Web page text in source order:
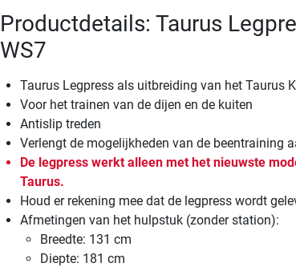
Productdetails: Taurus
WS7
Taurus Legpress als uitbreiding van het Taurus
Voor het trainen van de dijen en de kuiten
Antislip treden
Verlengt de mogelijkheden van de beentraining
De legpress werkt alleen met het nieuwste
Taurus.
Houd er rekening mee dat de legpress wordt
Afmetingen van het hulpstuk (zonder station):
Breedte: 131 cm
Diepte: 181 cm